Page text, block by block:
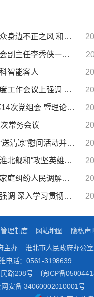
汪华东在督导群众身边不正之风 和腐败问题集中整治工作时强调 以更高标准更实举措纵深推进集中整治 不断增强人民群众获得感幸福感安全感
濉溪县人大常委会副主任李秀侠一行调研城乡客运一体化和治超工作
智能客人
汪华东在全市季度工作会议上强调 锚定打好“三仗”任务和年度预期目标不动摇 在全市上下掀起比学赶超争先进位的攻坚热潮
市政府2026年第14次党组会 暨理论学习中心组学习会议召开 蒋曦主持会议并讲话
常务会议
汪华东开展夏季“送清凉”慰问活动并调研专门教育工作 落实落细防暑降温措施 用心用情关爱一线职工
汪华东蒋曦会见淮北舰和“攻坚英雄连”官兵代表
濉溪县举行婚姻家庭纠纷人民调解委员会暨调解志愿者服务团成立仪式
市委常委会会议强调 深入学习贯彻习近平总书记重要讲话指示精神 高质量推进城市更新 不断提升本质安全水平 汪华东主持会议
管理制度 网站地图 隐私声
主办
淮北市人民政府办公
电话：0561-3198639
路208号
皖ICP备
网安备 34060002010001号